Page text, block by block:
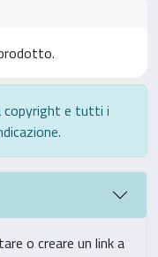
copyright e tutti i
o creare un link a